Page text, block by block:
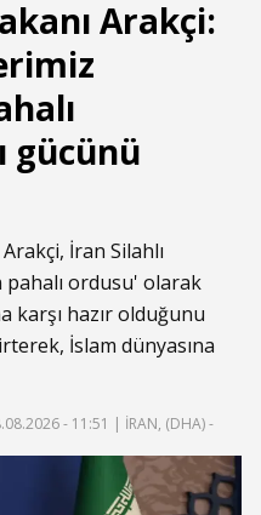
Arakçi:
gücünü
İran Silahlı
ordusu' olarak
karşı hazır olduğunu
İslam dünyasına
- 11:51 | İRAN, (DHA) -